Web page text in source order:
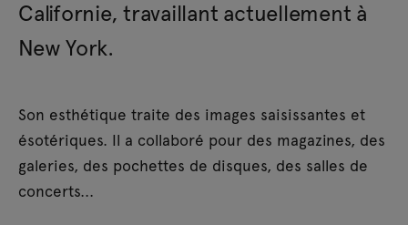
Californie, travaillant actuellement à
New York.
Son esthétique traite des images saisissantes et
ésotériques. Il a collaboré pour des magazines, des
galeries, des pochettes de disques, des salles de
concerts...